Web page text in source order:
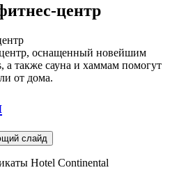
центр
оснащенный новейшим
а также сауна и хаммам помогут
от дома.
слайд